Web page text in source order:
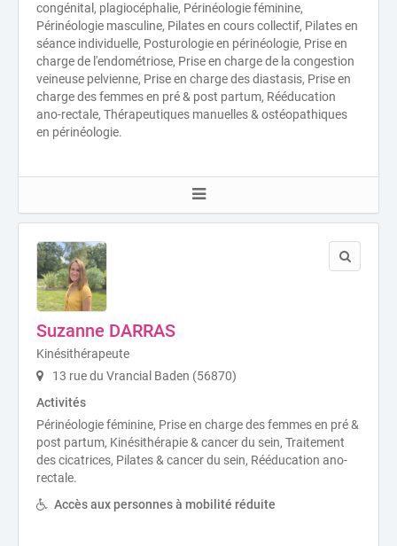
congénital, plagiocéphalie, Périnéologie féminine,
Périnéologie masculine, Pilates en cours collectif, Pilates en
séance individuelle, Posturologie en périnéologie, Prise en
charge de l'endométriose, Prise en charge de la congestion
veineuse pelvienne, Prise en charge des diastasis, Prise en
charge des femmes en pré & post partum, Rééducation
ano-rectale, Thérapeutiques manuelles & ostéopathiques
en périnéologie.
Suzanne DARRAS
Kinésithérapeute
13 rue du Vrancial Baden (56870)
Activités
Périnéologie féminine, Prise en charge des femmes en pré &
post partum, Kinésithérapie & cancer du sein, Traitement
des cicatrices, Pilates & cancer du sein, Rééducation ano-
rectale.
Accès aux personnes à mobilité réduite